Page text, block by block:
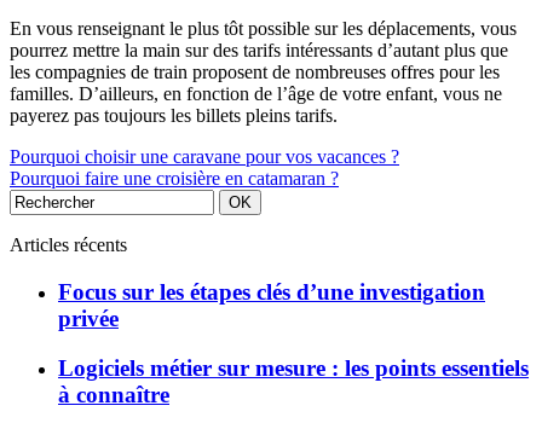
En vous renseignant le plus tôt possible sur les déplacements, vous
pourrez mettre la main sur des tarifs intéressants d’autant plus que
les compagnies de train proposent de nombreuses offres pour les
familles. D’ailleurs, en fonction de l’âge de votre enfant, vous ne
payerez pas toujours les billets pleins tarifs.
Pourquoi choisir une caravane pour vos vacances ?
Pourquoi faire une croisière en catamaran ?
Articles récents
Focus sur les étapes clés d’une investigation
privée
Logiciels métier sur mesure : les points essentiels
à connaître